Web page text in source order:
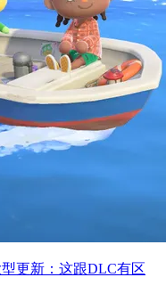
更新：这跟DLC有区